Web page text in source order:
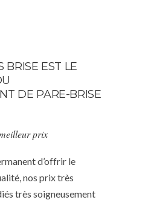
BRISE EST LE
DE PARE-BRISE
prix
d’offrir le
nos prix très
très soigneusement